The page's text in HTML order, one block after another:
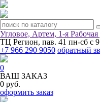
Угловое, Артем, ​1-я Рабочая
ТЦ Регион, пав. 41 пн-сб с
+7 966 290 9050 обратный
0
ВАШ ЗАКАЗ
0 руб.
оформить заказ